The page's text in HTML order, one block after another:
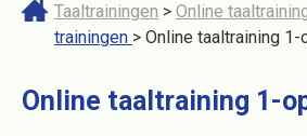
Taaltrainingen > Online
trainingen > Online taaltraining 1-
Online taaltraining 1-